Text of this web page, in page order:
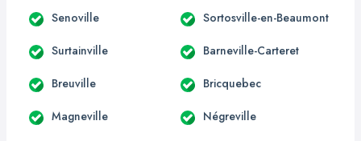
Senoville Sortosville-en-Beaumont
Surtainville Barneville-Carteret
Breuville Bricquebec
Magneville Négreville